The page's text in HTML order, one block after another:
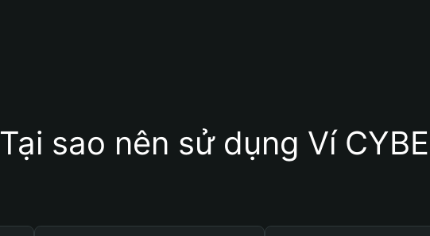
Tại sao nên sử dụng Ví